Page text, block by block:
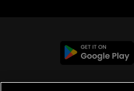
© 2019-2026 DOGAN